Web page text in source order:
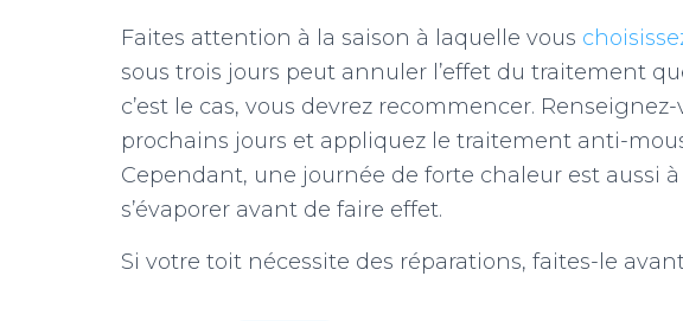
Faites attention à la saison à laquelle vous
sous trois jours peut annuler l’effet du traitement
c’est le cas, vous devrez recommencer.
prochains jours et appliquez le traitement anti-
Cependant, une journée de forte chaleur est aussi
s’évaporer avant de faire effet.
Si votre toit nécessite des réparations, faites-le